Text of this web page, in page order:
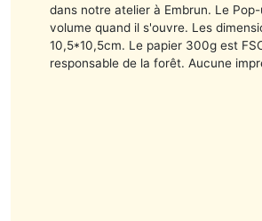
dans notre atelier à Embrun. Le
volume quand il s'ouvre. Les
10,5*10,5cm. Le papier 300g est
responsable de la forêt. Aucune